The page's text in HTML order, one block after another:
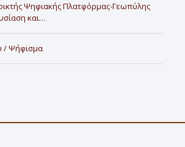
Ψηφιακής Πλατφόρμας-Γεωπύλης
και…
/ Ψήφισμα